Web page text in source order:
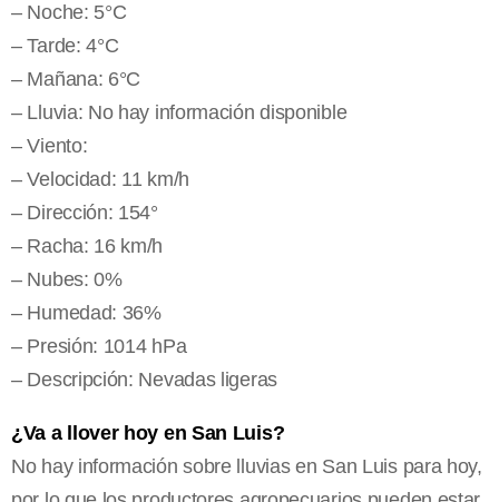
– Noche: 5°C
– Tarde: 4°C
– Mañana: 6°C
– Lluvia: No hay información disponible
– Viento:
– Velocidad: 11 km/h
– Dirección: 154°
– Racha: 16 km/h
– Nubes: 0%
– Humedad: 36%
– Presión: 1014 hPa
– Descripción: Nevadas ligeras
¿Va a llover hoy en San Luis?
No hay información sobre lluvias en San Luis para hoy,